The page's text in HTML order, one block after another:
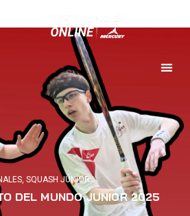
,SQUASH JÚNIOR
DEL MUNDO JUNIOR 2025